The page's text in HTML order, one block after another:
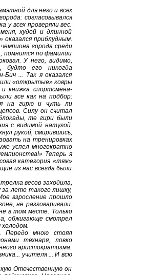
для него и всех
согласовывался
у всех проверяли вес.
худой и длинной
приблудным.
города среди
помнится по фамилии
У него, видимо,
будто его никогда
... Так я оказался
«открытые» ковры
книжка спортсмена-
все как на подбор:
на гирю и чуть ли
Силу он считал
те гири были
с видимой натугой.
рукой, смирившись,
на тренировках
успел многократно
Теперь я
категория «тяж»
из нас всегда были
весов заходила,
лето такого лишку,
взросление прошло
не разговаривали.
в том месте. Только
обжигающе смотрел
Передо мною стоял
технаря, ловко
аристократизма.
учителя ... И всю
Отечественную он